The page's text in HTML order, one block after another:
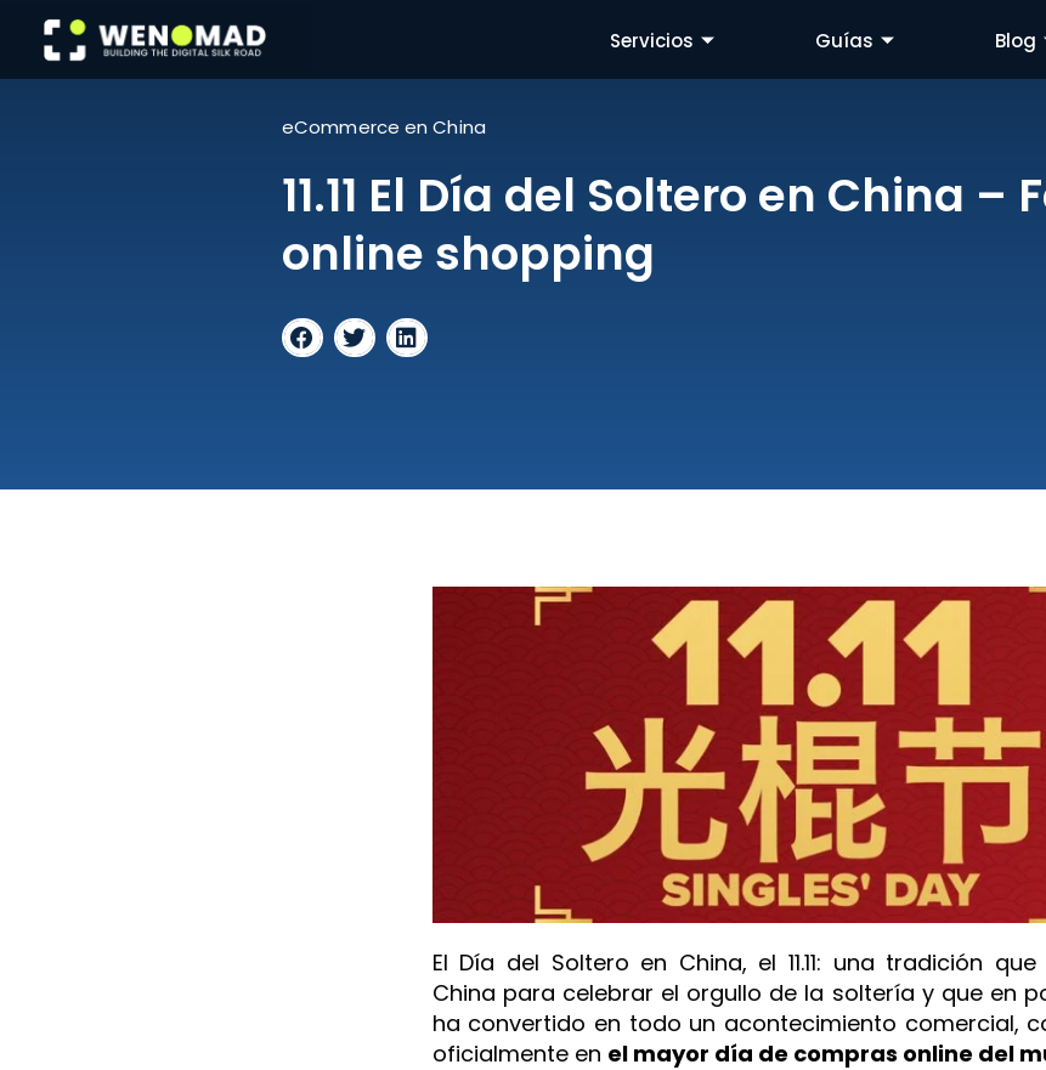
content
Servicios Guías Blog
eCommerce en China
11.11 El Día del Soltero en China –
online shopping
El Día del Soltero en China, el 11.11: una tradición
China para celebrar el orgullo de la soltería y que en
ha convertido en todo un acontecimiento comercial,
oficialmente en el mayor día de compras online del